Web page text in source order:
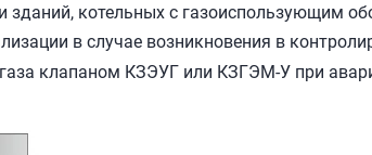
котельных с газоиспользующим
в случае возникновения в
клапаном КЗЭУГ или КЗГЭМ-У при